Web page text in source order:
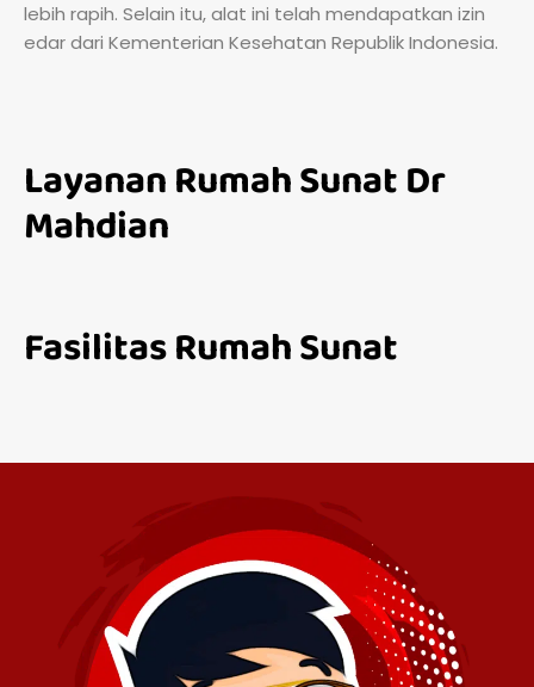
lebih rapih. Selain itu, alat ini telah mendapatkan izin
edar dari Kementerian Kesehatan Republik Indonesia.
Layanan Rumah Sunat Dr
Mahdian
Fasilitas Rumah Sunat